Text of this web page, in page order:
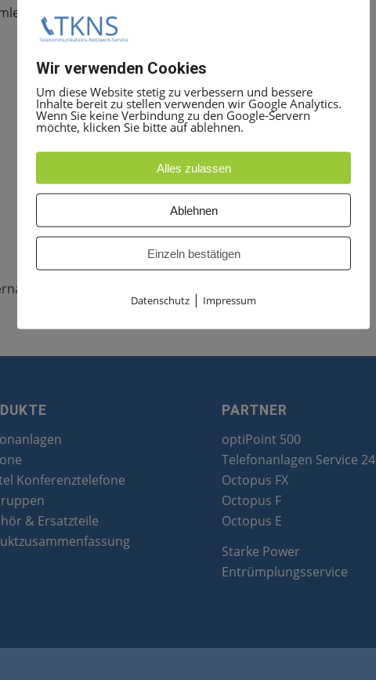
Rückruf…
(S30054-S6521-C61)
Konferenztelefone
& Ersatzteile
PARTNER
optiPoint 500
Telefonanlagen Service 24
Octopus FX
Octopus F
Octopus E
Starke Power
Entrümplungsservice
Wir verwenden Cookies
Um diese Website stetig zu verbessern und bessere
Inhalte bereit zu stellen verwenden wir Google Analytics.
Wenn Sie keine Verbindung zu den Google-Servern
möchte, klicken Sie bitte auf ablehnen.
Alles zulassen
Ablehnen
Einzeln bestätigen
Datenschutz | Impressum